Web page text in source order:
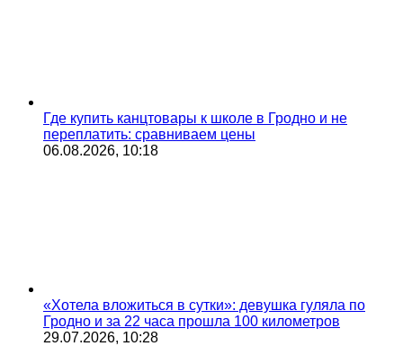
Где купить канцтовары к школе в Гродно и не
переплатить: сравниваем цены
06.08.2026, 10:18
«Хотела вложиться в сутки»: девушка гуляла по
Гродно и за 22 часа прошла 100 километров
29.07.2026, 10:28